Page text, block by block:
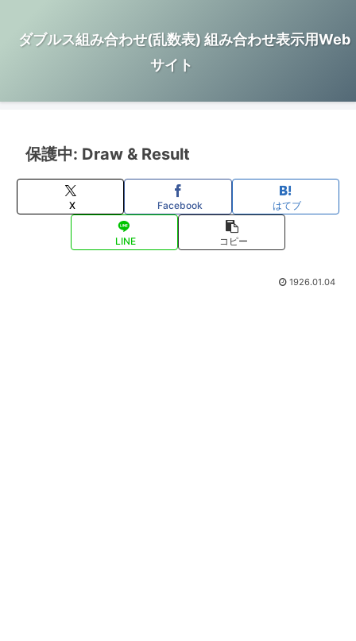
ダブルス組み合わせ(乱数表) 組み合わせ表示用Web
サイト
保護中: Draw & Result
X Facebook はてブ
LINE コピー
1926.01.04